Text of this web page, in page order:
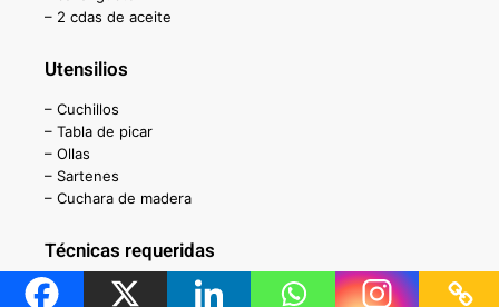
– 2 cdas de aceite
Utensilios
– Cuchillos
– Tabla de picar
– Ollas
– Sartenes
– Cuchara de madera
Técnicas requeridas
– Saltear